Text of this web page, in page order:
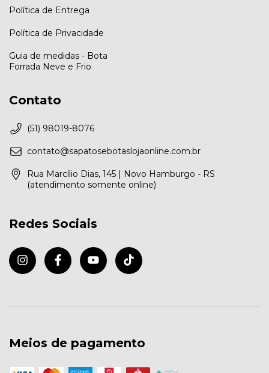
Política de Entrega
Política de Privacidade
Guia de medidas - Bota
Forrada Neve e Frio
Contato
(51) 98019-8076
contato@sapatosebotaslojaonline.com.br
Rua Marcílio Dias, 145 | Novo Hamburgo - RS
(atendimento somente online)
Redes Sociais
Meios de pagamento